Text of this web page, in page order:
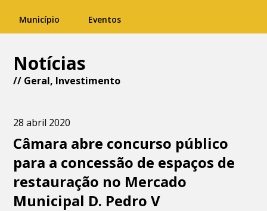
Município Eventos
Notícias
// Geral, Investimento
28 abril 2020
Câmara abre concurso público
para a concessão de espaços de
restauração no Mercado
Municipal D. Pedro V